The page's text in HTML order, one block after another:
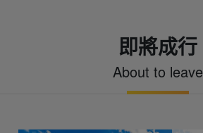
即將成行
About to leave